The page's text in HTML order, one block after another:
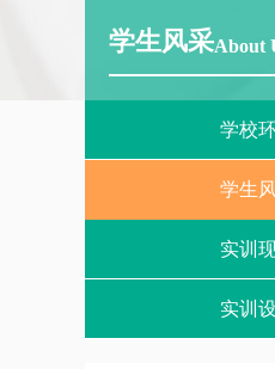
学生风采About
学校
学生
实训
实训